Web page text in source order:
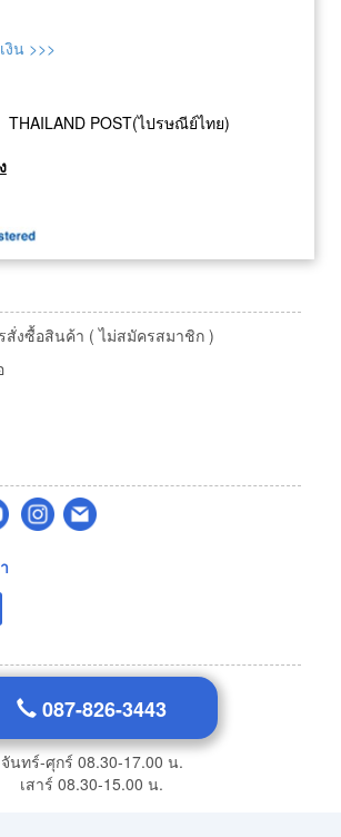
น >>>
THAILAND POST(ไปรษณีย์ไทย)
สั่งซื้อสินค้า ( ไม่สมัครสมาชิก )
087-826-3443
จันทร์-ศุกร์ 08.30-17.00 น.
เสาร์ 08.30-15.00 น.